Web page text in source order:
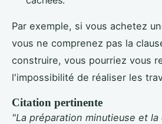
Par exemple, si vous achetez
vous ne comprenez pas la
construire, vous pourriez vous
l'impossibilité de réaliser les
Citation pertinente
"La préparation minutieuse et